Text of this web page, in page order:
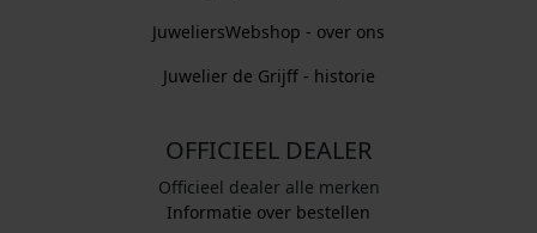
JuweliersWebshop - over ons
Juwelier de Grijff - historie
OFFICIEEL DEALER
Officieel dealer alle merken
Informatie over bestellen